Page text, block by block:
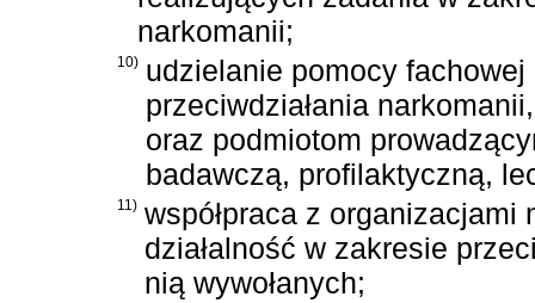
narkomanii;
10) udzielanie pomocy
przeciwdziałania
oraz podmiotom
badawczą, profilaktyczną,
11) współpraca z
działalność w zakresie
nią wywołanych;